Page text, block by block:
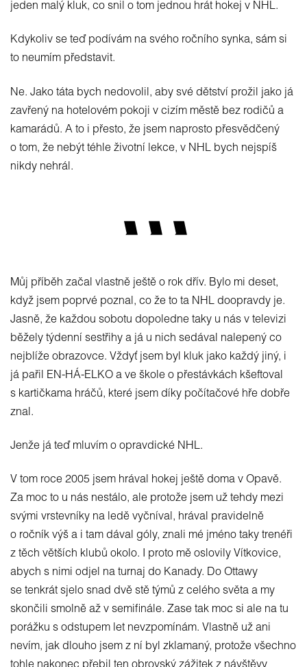
jeden malý kluk, co snil o tom jednou hrát hokej v NHL.
Kdykoliv se teď podívám na svého ročního synka, sám si
to neumím představit.
Ne. Jako táta bych nedovolil, aby své dětství prožil jako já
zavřený na hotelovém pokoji v cizím městě bez rodičů a
kamarádů. A to i přesto, že jsem naprosto přesvědčený
o tom, že nebýt téhle životní lekce, v NHL bych nejspíš
nikdy nehrál.
Můj příběh začal vlastně ještě o rok dřív. Bylo mi deset,
když jsem poprvé poznal, co že to ta NHL doopravdy je.
Jasně, že každou sobotu dopoledne taky u nás v televizi
běžely týdenní sestřihy a já u nich sedával nalepený co
nejblíže obrazovce. Vždyť jsem byl kluk jako každý jiný, i
já pařil EN-HÁ-ELKO a ve škole o přestávkách kšeftoval
s kartičkama hráčů, které jsem díky počítačové hře dobře
znal.
Jenže já teď mluvím o opravdické NHL.
V tom roce 2005 jsem hrával hokej ještě doma v Opavě.
Za moc to u nás nestálo, ale protože jsem už tehdy mezi
svými vrstevníky na ledě vyčníval, hrával pravidelně
o ročník výš a i tam dával góly, znali mé jméno taky trenéři
z těch větších klubů okolo. I proto mě oslovily Vítkovice,
abych s nimi odjel na turnaj do Kanady. Do Ottawy
se tenkrát sjelo snad dvě stě týmů z celého světa a my
skončili smolně až v semifinále. Zase tak moc si ale na tu
porážku s odstupem let nevzpomínám. Vlastně už ani
nevím, jak dlouho jsem z ní byl zklamaný, protože všechno